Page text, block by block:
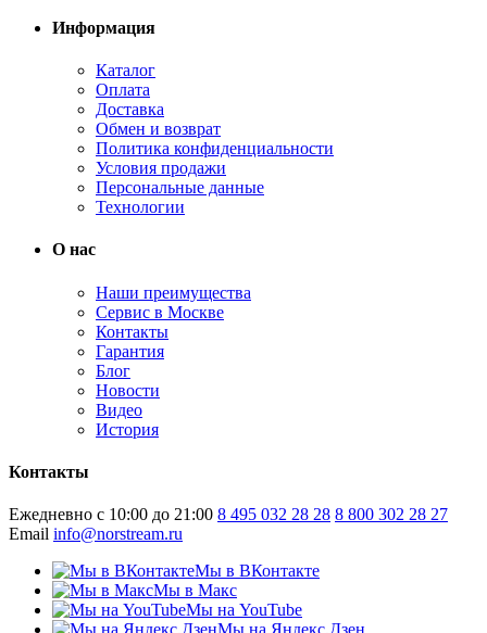
Информация
Каталог
Оплата
Доставка
Обмен и возврат
Политика конфиденциальности
Условия продажи
Персональные данные
Технологии
О нас
Наши преимущества
Сервис в Москве
Контакты
Гарантия
Блог
Новости
Видео
История
Контакты
Ежедневно с 10:00 до 21:00 8 495 032 28 28 8 800 302 28 27
Email info@norstream.ru
Мы в ВКонтакте
Мы в Макс
Мы на YouTube